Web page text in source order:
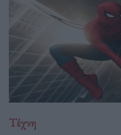
Τέχνη